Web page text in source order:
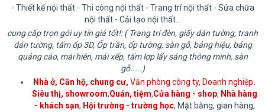
- Thiết kế nội thất - Thi công nội thất - Trang trí nội thất - Sửa chữa
nội thất - Cải tạo nội thất...
cung cấp trọn gói uy tín giá tốt!: ( Trang trí đèn, giấy dán tường, tranh
dán tường, tấm ốp 3D, Ốp trần, ốp tường, sàn gỗ, bảng hiệu, bảng
quảng cáo, mái hiên, mái xếp, tấm lợp lấy sáng thông minh, sàn
gỗ.....)
Nhà ở, Căn hộ, chung cư, Văn phòng công ty, Doanh nghiệp.
Siêu thị, showroom,Quán, tiệm,Cửa hàng - shop, Nhà hàng
- khách sạn, Hội trường - trường học, Mặt bằng, gian hàng,